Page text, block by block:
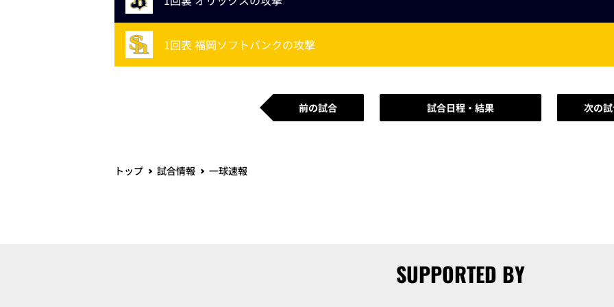
1回表 福岡ソフトバンクの攻撃
前の試合 試合日程・結果 次の
トップ 試合情報 一球速報
SUPPORTED BY